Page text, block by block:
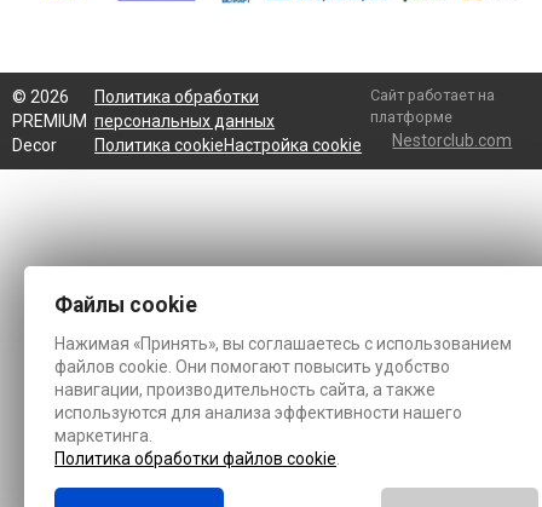
© 2026
PREMIUM
Decor
Политика обработки
персональных данных
Политика cookieНастройка cookie
Сайт работает на
платформе
Nestorclub.com
Файлы cookie
Нажимая «Принять», вы соглашаетесь с использованием
файлов cookie. Они помогают повысить удобство
навигации, производительность сайта, а также
используются для анализа эффективности нашего
маркетинга.
Политика обработки файлов cookie